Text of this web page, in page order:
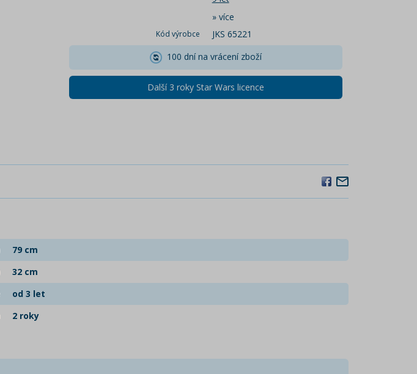
» více
Kód výrobce
JKS 65221
100 dní na vrácení zboží
Další 3 roky Star Wars licence
79 cm
32 cm
od 3 let
2 roky